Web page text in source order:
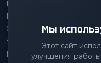
Мы
Этот сайт
улучшения
Весовое оборудование
Грузоподъемное
Складское
Упаковочное
Наше производство